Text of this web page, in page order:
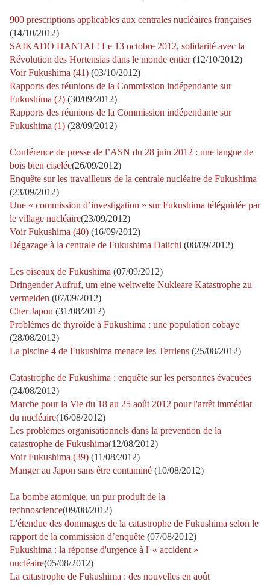
900 prescriptions applicables aux centrales nucléaires françaises
(14/10/2012)
SAIKADO HANTAI ! Le 13 octobre 2012, solidarité avec la
Révolution des Hortensias dans le monde entier (12/10/2012)
Voir Fukushima (41) (03/10/2012)
Rapports des réunions de la Commission indépendante sur
Fukushima (2) (30/09/2012)
Rapports des réunions de la Commission indépendante sur
Fukushima (1) (28/09/2012)
Conférence de presse de l’ASN du 28 juin 2012 : une langue de
bois bien ciselée(26/09/2012)
Enquête sur les travailleurs de la centrale nucléaire de Fukushima
(23/09/2012)
Une « commission d’investigation » sur Fukushima téléguidée par
le village nucléaire(23/09/2012)
Voir Fukushima (40) (16/09/2012)
Dégazage à la centrale de Fukushima Daiichi (08/09/2012)
Les oiseaux de Fukushima (07/09/2012)
Dringender Aufruf, um eine weltweite Nukleare Katastrophe zu
vermeiden (07/09/2012)
Cher Japon (31/08/2012)
Problèmes de thyroïde à Fukushima : une population cobaye
(28/08/2012)
La piscine 4 de Fukushima menace les Terriens (25/08/2012)
Catastrophe de Fukushima : enquête sur les personnes évacuées
(24/08/2012)
Marche pour la Vie du 18 au 25 août 2012 pour l'arrêt immédiat
du nucléaire(16/08/2012)
Les problèmes organisationnels dans la prévention de la
catastrophe de Fukushima(12/08/2012)
Voir Fukushima (39) (11/08/2012)
Manger au Japon sans être contaminé (10/08/2012)
La bombe atomique, un pur produit de la
technoscience(09/08/2012)
L'étendue des dommages de la catastrophe de Fukushima selon le
rapport de la commission d’enquête (07/08/2012)
Fukushima : la réponse d'urgence à l' « accident »
nucléaire(05/08/2012)
La catastrophe de Fukushima : des nouvelles en août